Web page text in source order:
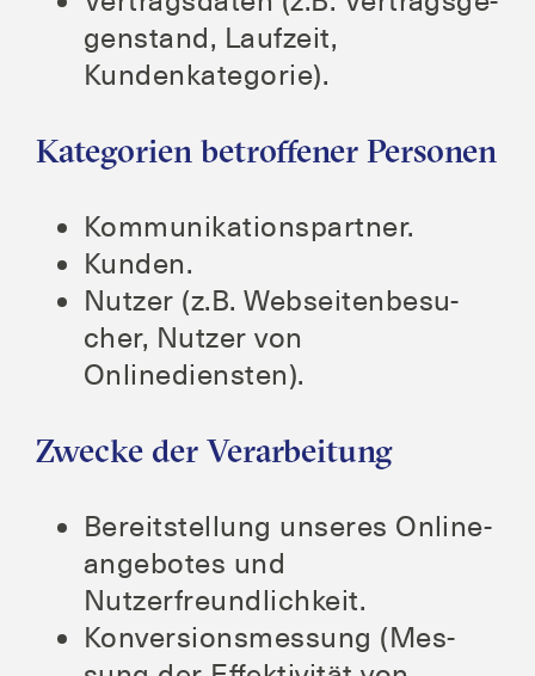
gen­stand, Lauf­zeit,
Kundenkategorie).
Kategorien betroffener Personen
Kom­mu­ni­ka­ti­ons­part­ner.
Kun­den.
Nut­zer (z.B. Web­sei­ten­be­su­
cher, Nut­zer von
Onlinediensten).
Zwecke der Verarbeitung
Bereit­stel­lung unse­res Online­
an­ge­bo­tes und
Nutzerfreundlichkeit.
Kon­ver­si­ons­mes­sung (Mes­